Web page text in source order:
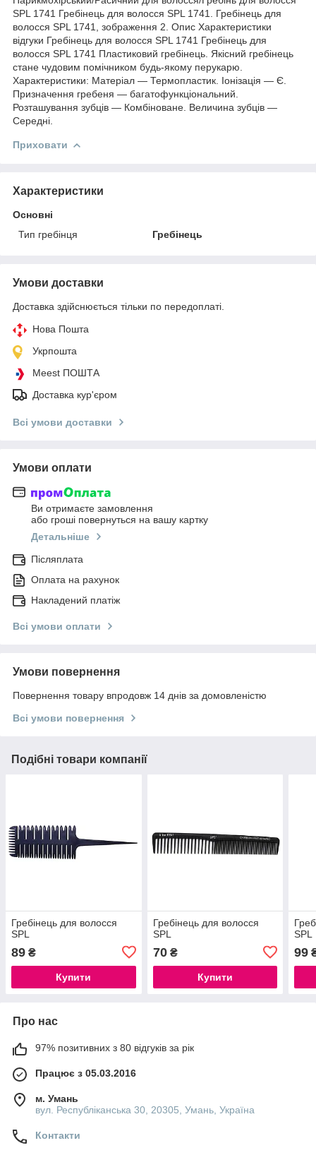
SPL 1741 Гребінець для волосся SPL 1741. Гребінець для
волосся SPL 1741, зображення 2. Опис Характеристики
відгуки Гребінець для волосся SPL 1741 Гребінець для
волосся SPL 1741 Пластиковий гребінець. Якісний гребінець
стане чудовим помічником будь-якому перукарю.
Характеристики: Матеріал — Термопластик. Іонізація — Є.
Призначення гребеня — багатофункціональний.
Розташування зубців — Комбіноване. Величина зубців —
Середні.
Приховати
Характеристики
Основні
Тип гребінця
Гребінець
Умови доставки
Доставка здійснюється тільки по передоплаті.
Нова Пошта
Укрпошта
Meest ПОШТА
Доставка кур'єром
Всі умови доставки
Умови оплати
Ви отримаєте замовлення
або гроші повернуться на вашу картку
Детальніше
Післяплата
Оплата на рахунок
Накладений платіж
Всі умови оплати
Умови повернення
Повернення товару впродовж 14 днів за домовленістю
Всі умови повернення
Подібні товари компанії
Гребінець для волосся
SPL
89 ₴
Купити
Гребінець для волосся
SPL
70₴
Купити
SPL
99
Про нас
97% позитивних з 80 відгуків за рік
Працює з 05.03.2016
м. Умань
вул. Республіканська 30, 20305, Умань, Україна
Контакти